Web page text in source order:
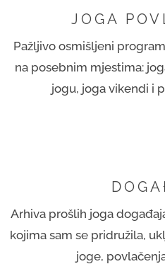
JOGA
Pažljivo osmišljeni
na posebnim mjestima:
jogu, joga vikendi i
Arhiva prošlih joga
kojima sam se pridružila,
joge,